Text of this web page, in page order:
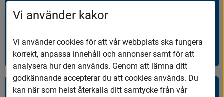
förekommer i en
förskoleklass, åk 1-6
och fritidshem
Arbetsuppgifter som
Vi använder kakor
Vi använder cookies för att vår webbplats ska fungera
korrekt, anpassa innehåll och annonser samt för att
analysera hur den används. Genom att lämna ditt
godkännande accepterar du att cookies används. Du
kan när som helst återkalla ditt samtycke från vår